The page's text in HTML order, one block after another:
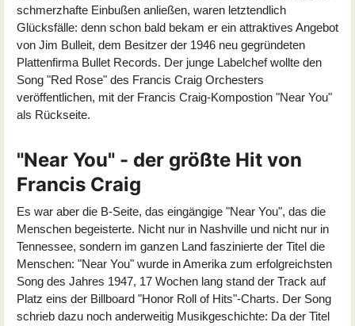
schmerzhafte Einbußen anließen, waren letztendlich
Glücksfälle: denn schon bald bekam er ein attraktives Angebot
von Jim Bulleit, dem Besitzer der 1946 neu gegründeten
Plattenfirma Bullet Records. Der junge Labelchef wollte den
Song "Red Rose" des Francis Craig Orchesters
veröffentlichen, mit der Francis Craig-Kompostion "Near You"
als Rückseite.
"Near You" - der größte Hit von
Francis Craig
Es war aber die B-Seite, das eingängige "Near You", das die
Menschen begeisterte. Nicht nur in Nashville und nicht nur in
Tennessee, sondern im ganzen Land faszinierte der Titel die
Menschen: "Near You" wurde in Amerika zum erfolgreichsten
Song des Jahres 1947, 17 Wochen lang stand der Track auf
Platz eins der Billboard "Honor Roll of Hits"-Charts. Der Song
schrieb dazu noch anderweitig Musikgeschichte: Da der Titel